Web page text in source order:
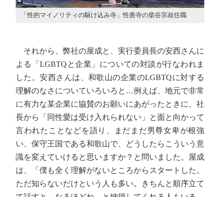
「性的マイノリティの駆け込み寺」性善寺の柴谷宗叔住職
それから、弊社の屋成と、実行委員長の安西さんに
よる「LGBTQと企業」についての対談が行なわれま
した。安西さんは、和歌山の企業のLGBTQに対する
理解のなさについていろいろと…例えば、地元で非常
に有力な某企業に協賛のお願いにあがったときに、社
長から「同性愛は受け入れられない」と面と向かって
言われたことなどを語り、まだまだ男尊女卑が根強
い、保守王国である和歌山で、どうしたらこういう意
識を変えていけると思いますか？と問いました。屋成
は、「僕も全く理解がないところからスタートした。
ただ知らないだけという人も多い。きちんと順序立て